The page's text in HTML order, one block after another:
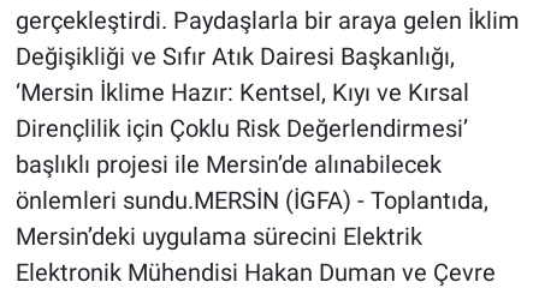
gerçekleştirdi. Paydaşlarla bir araya gelen İklim
Değişikliği ve Sıfır Atık Dairesi Başkanlığı,
‘Mersin İklime Hazır: Kentsel, Kıyı ve Kırsal
Dirençlilik için Çoklu Risk Değerlendirmesi’
başlıklı projesi ile Mersin’de alınabilecek
önlemleri sundu.MERSİN (İGFA) - Toplantıda,
Mersin’deki uygulama sürecini Elektrik
Elektronik Mühendisi Hakan Duman ve Çevre